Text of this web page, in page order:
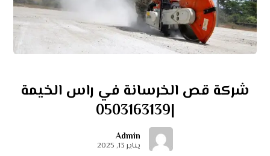
شركة قص الخرسانة في راس الخيمة
|0503163139
Admin
يناير 13, 2025